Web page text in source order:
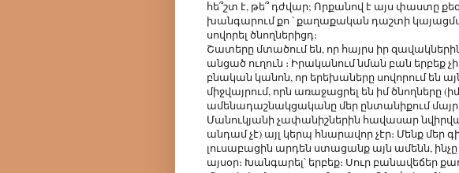
հե՞շտ է, թե՞ դժվար; Որքանով է այս փաստը
խանգարում քո ՝ քաղաքական դաշտի
սովորել ծնողներիցդ։
Շատերը մտածում են, որ հայրս իր
անցած ուղուն ։ Իրականում նման բան երբեք
բնական կանոն, որ երեխաները սովորում են
միջվայրում, որն առաջացրել են իմ ծնողները
ամենադաշնակցականը մեր ընտանիքում
Մանուկյանի չափանիշներին հավասար
անդամ չէ) այլ կերպ հնարավոր չէր։ Մենք
լուսաբացին արդեն ստացանք այն ամենն, ինչը
այսօր։ Խանգարել՝ երբեք։ Սուր բանավեճեր